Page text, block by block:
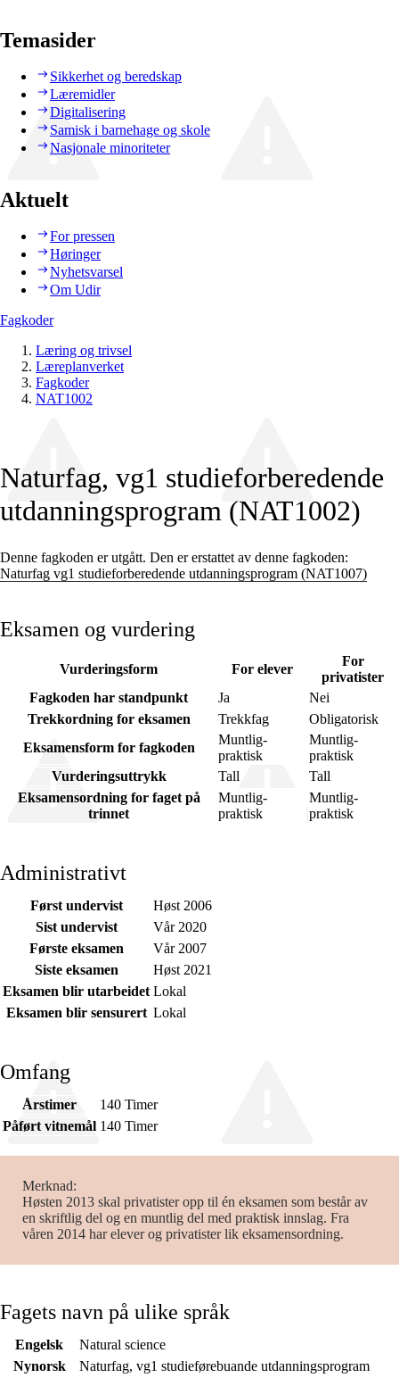
Temasider
Sikkerhet og beredskap
Læremidler
Digitalisering
Samisk i barnehage og skole
Nasjonale minoriteter
Aktuelt
For pressen
Høringer
Nyhetsvarsel
Om Udir
Fagkoder
Læring og trivsel
Læreplanverket
Fagkoder
NAT1002
Naturfag, vg1 studieforberedende
utdanningsprogram (NAT1002)
Denne fagkoden er utgått. Den er erstattet av denne fagkoden:
Naturfag vg1 studieforberedende utdanningsprogram (NAT1007)
Eksamen og vurdering
Vurderingsform For elever
For
privatister
Fagkoden har standpunkt
Ja
Nei
Trekkordning for eksamen
Trekkfag
Obligatorisk
Eksamensform for fagkoden
Muntlig-
praktisk
Muntlig-
praktisk
Vurderingsuttrykk
Tall
Tall
Eksamensordning for faget på
trinnet
Muntlig-
praktisk
Muntlig-
praktisk
Administrativt
Først undervist
Høst 2006
Sist undervist
Vår 2020
Første eksamen
Vår 2007
Siste eksamen
Høst 2021
Eksamen blir utarbeidet Lokal
Eksamen blir sensurert Lokal
Omfang
Årstimer
140 Timer
Påført vitnemål 140 Timer
Merknad
Høsten 2013 skal privatister opp til én eksamen som består av
en skriftlig del og en muntlig del med praktisk innslag. Fra
våren 2014 har elever og privatister lik eksamensordning.
Fagets navn på ulike språk
Engelsk
Natural science
Nynorsk
Naturfag, vg1 studieførebuande utdanningsprogram